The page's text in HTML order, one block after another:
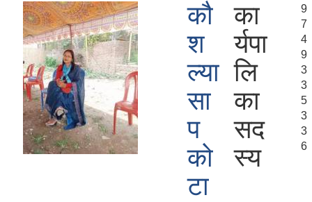
कौ
श
ल्या
सा
प
को
टा
का
र्यपा
लि
का
सद
स्य
9
7
4
9
3
3
5
3
3
6